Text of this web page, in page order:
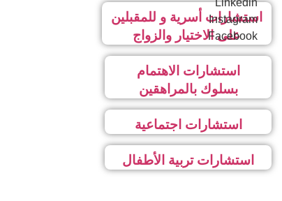
Linkedin
Instagram
Facebook
استشارات أسرية و للمقبلين
على الاختيار والزواج
استشارات الاهتمام
بسلوك بالمراهقين
استشارات اجتماعية
استشارات تربية الأطفال